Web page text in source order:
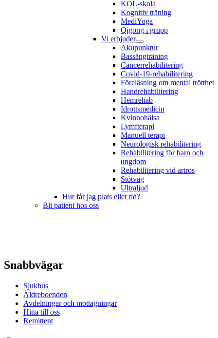
KOL-skola
Kognitiv träning
MediYoga
Qigong i grupp
Vi erbjuder
Akupunktur
Bassängträning
Cancerrehabilitering
Covid-19-rehabilitering
Föreläsning om mental trötthet
Handrehabilitering
Hemrehab
Idrottsmedicin
Kvinnohälsa
Lymfterapi
Manuell terapi
Neurologisk rehabilitering
Rehabilitering för barn och
ungdom
Rehabilitering vid artros
Stötvåg
Ultraljud
Hur får jag plats eller tid?
Bli patient hos oss
Snabbvägar
Sjukhus
Äldreboenden
Avdelningar och mottagningar
Hitta till oss
Remittent